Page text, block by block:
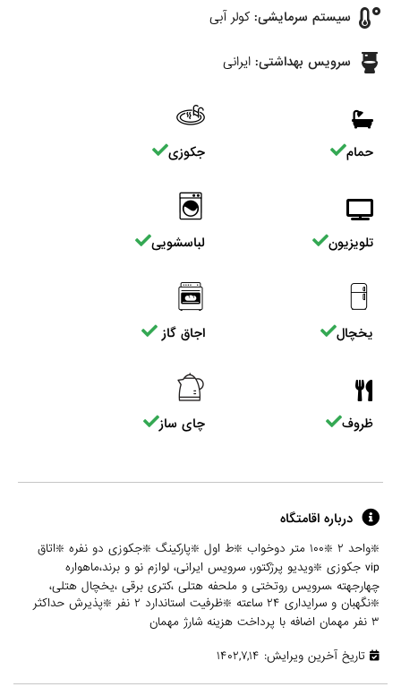
سیستم سرمایشی: کولر آبی
سرویس بهداشتی: ایرانی
حمام جکوزی
تلویزیون لباسشویی
یخچال اجاق گاز
ظروف چای ساز
درباره اقامتگاه
❇️واحد ۲ ❇️۱۰۰ متر دوخواب ❇️ط اول ❇️پارکینگ ❇️جکوزی دو نفره ❇️اتاق
vip جکوزی ❇️ویدیو پرژکتور، سرویس ایرانی، لوازم نو و برند،ماهواره
چهارجهته ،سرویس روتختی و ملحفه هتلی ،کتری برقی ،یخچال هتلی،
❇️نگهبان و سرایداری ۲۴ ساعته ❇️ظرفیت استاندارد ۲ نفر ❇️پذیرش حداکثر
۳ نفر مهمان اضافه با پرداخت هزینه شارژ مهمان
تاریخ آخرین ویرایش: ۱۴۰۲,۷,۱۴